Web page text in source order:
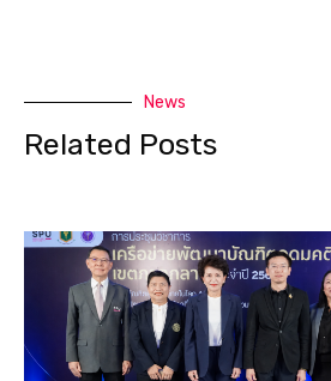
News
Related Posts